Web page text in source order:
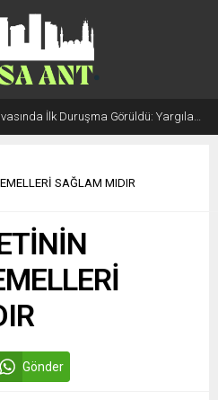
Doruk Efe Bingöl Davasında İlk Duruşma Görüldü: Yargılama 20 Ekim 2026’ya Ertelendi
SAĞLAM MIDIR
Gönder